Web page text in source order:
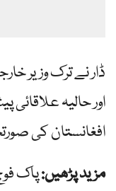
ڈار نے ترک وزیر
اور حالیہ
افغانستان کی
مزید پڑھیں:پاک